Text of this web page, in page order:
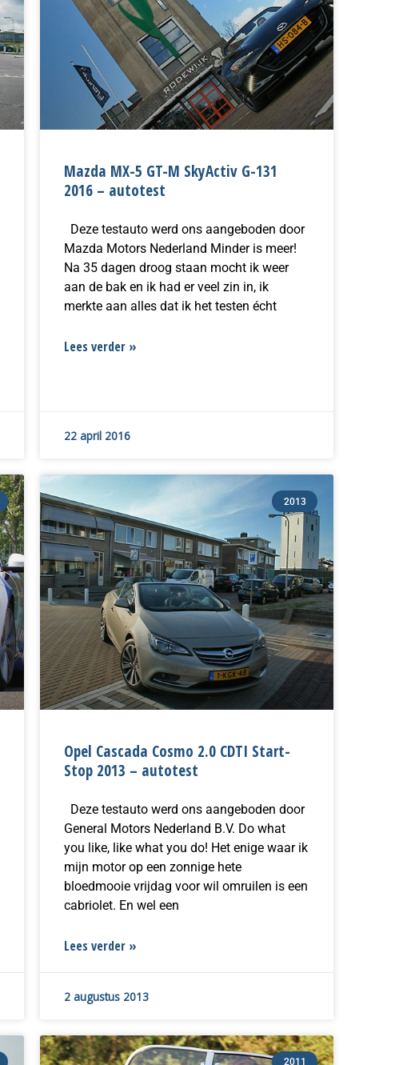
Mazda MX-5 GT-M SkyActiv G-131
2016 – autotest
Deze testauto werd ons aangeboden door
Mazda Motors Nederland Minder is meer!
Na 35 dagen droog staan mocht ik weer
aan de bak en ik had er veel zin in, ik
merkte aan alles dat ik het testen écht
Lees verder »
22 april 2016
2013
Opel Cascada Cosmo 2.0 CDTI Start-
Stop 2013 – autotest
Deze testauto werd ons aangeboden door
General Motors Nederland B.V. Do what
you like, like what you do! Het enige waar ik
mijn motor op een zonnige hete
bloedmooie vrijdag voor wil omruilen is een
cabriolet. En wel een
Lees verder »
2 augustus 2013
2011